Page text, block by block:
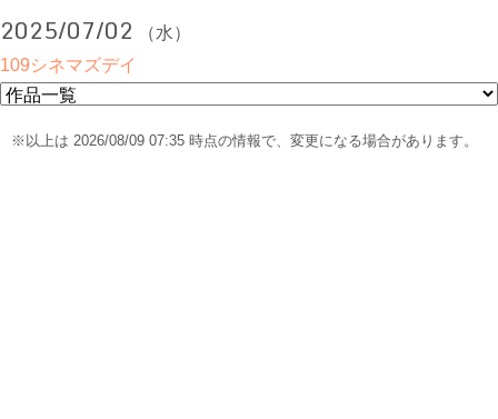
2025/07/02
（水）
109シネマズデイ
※以上は 2026/08/09 07:35 時点の情報で、変更になる場合があります。